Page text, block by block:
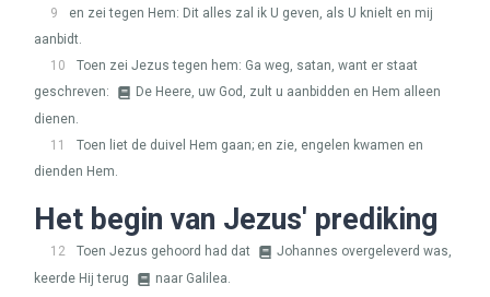
9
en zei tegen Hem: Dit alles zal ik U geven, als U knielt en mij
aanbidt.
10
Toen zei Jezus tegen hem: Ga weg, satan, want er staat
geschreven:
De Heere, uw God, zult u aanbidden en Hem alleen
dienen.
11
Toen liet de duivel Hem gaan; en zie, engelen kwamen en
dienden Hem.
Het begin van Jezus' prediking
12 Toen Jezus gehoord had dat
Johannes overgeleverd was,
keerde Hij terug
naar Galilea.